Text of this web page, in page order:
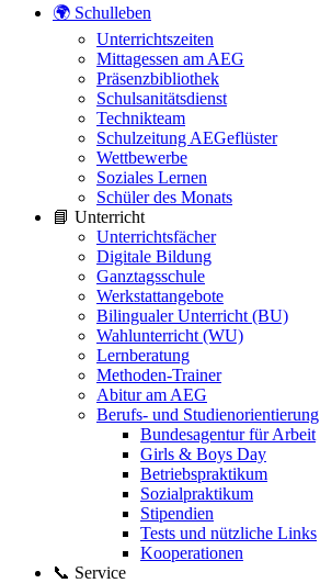
🌍 Schulleben
Unterrichtszeiten
Mittagessen am AEG
Präsenzbibliothek
Schulsanitätsdienst
Technikteam
Schulzeitung AEGeflüster
Wettbewerbe
Soziales Lernen
Schüler des Monats
📘 Unterricht
Unterrichtsfächer
Digitale Bildung
Ganztagsschule
Werkstattangebote
Bilingualer Unterricht (BU)
Wahlunterricht (WU)
Lernberatung
Methoden-Trainer
Abitur am AEG
Berufs- und Studienorientierung
Bundesagentur für Arbeit
Girls & Boys Day
Betriebspraktikum
Sozialpraktikum
Stipendien
Tests und nützliche Links
Kooperationen
📞 Service